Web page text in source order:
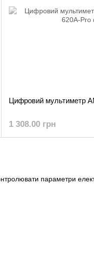
параметри
Цифровий мультиметр
1 308.00 грн